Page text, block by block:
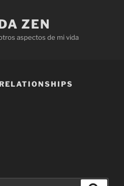
ZEN
aspectos de mi vida